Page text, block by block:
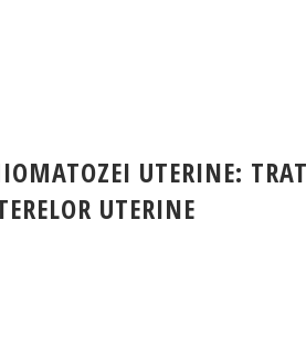
UTERINE:
UTERINE